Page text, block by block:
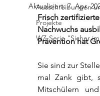
Ausschreibungen
Projekte
WZ-Serie "Sicher
Aktualisiert:7. Apr.
Frisch
Nachwuchs
Prävention hat
Sie sind zur
mal Zank gibt,
Mitschülern